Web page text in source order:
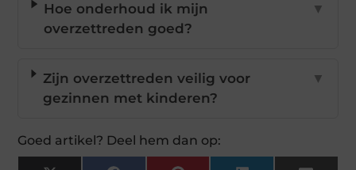
Hoe onderhoud ik mijn
overzettreden goed?
▼
Zijn overzettreden veilig voor
gezinnen met kinderen?
▼
Goed artikel? Deel hem dan op: